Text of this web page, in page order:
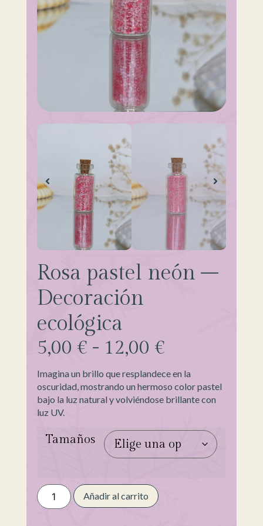
Rosa pastel neón –
Decoración
ecológica
5,00 € - 12,00 €
Imagina un brillo que resplandece en la
oscuridad, mostrando un hermoso color pastel
bajo la luz natural y volviéndose brillante con
luz UV.
Tamaños
Añadir al carrito